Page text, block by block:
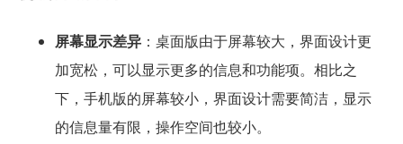
屏幕显示差异：桌面版由于屏幕较大，界面设计更
加宽松，可以显示更多的信息和功能项。相比之
下，手机版的屏幕较小，界面设计需要简洁，显示
的信息量有限，操作空间也较小。